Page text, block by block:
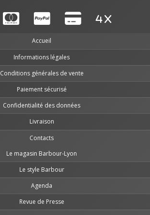
Accueil
Informations légales
Conditions générales de vente
Paiement sécurisé
Confidentialité des données
Livraison
Contacts
Le magasin Barbour-Lyon
Le style Barbour
Agenda
Revue de Presse